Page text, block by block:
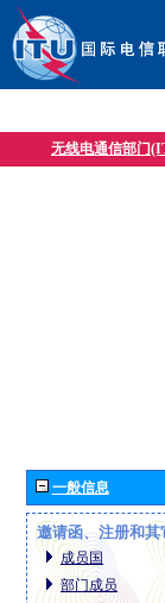
无线电通信部门
一般信息
邀请函、注册和其
成员国
部门成员